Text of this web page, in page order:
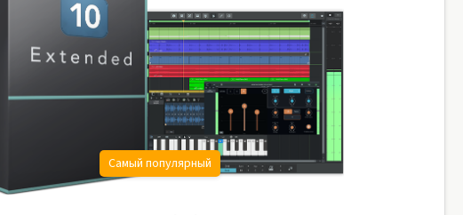
Самый популярный